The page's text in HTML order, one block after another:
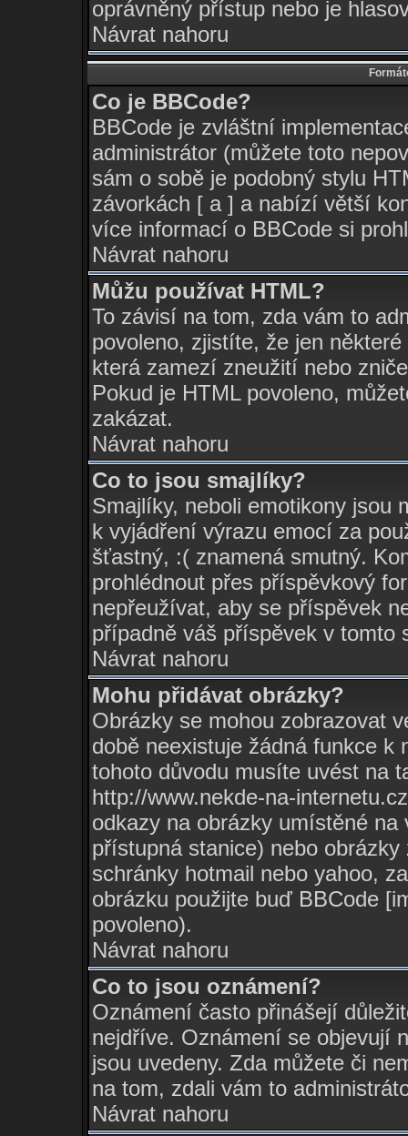
oprávněný přístup nebo je
Návrat nahoru
Co je BBCode?
BBCode je zvláštní
administrátor (můžete toto
sám o sobě je podobný stylu
závorkách [ a ] a nabízí větší
více informací o BBCode si
Návrat nahoru
Můžu používat HTML?
To závisí na tom, zda vám to
povoleno, zjistíte, že jen
která zamezí zneužití nebo
Pokud je HTML povoleno,
zakázat.
Návrat nahoru
Co to jsou smajlíky?
Smajlíky, neboli emotikony jsou
k vyjádření výrazu emocí za
šťastný, :( znamená smutný.
prohlédnout přes příspěvkový
nepřeužívat, aby se příspěvek
případně váš příspěvek v tomto
Návrat nahoru
Mohu přidávat obrázky?
Obrázky se mohou zobrazovat
době neexistuje žádná funkce
tohoto důvodu musíte uvést na
http://www.nekde-na-
odkazy na obrázky umístěné
přístupná stanice) nebo
schránky hotmail nebo yahoo,
obrázku použijte buď BBCode
povoleno).
Návrat nahoru
Co to jsou oznámení?
Oznámení často přinášejí
nejdříve. Oznámení se objevují
jsou uvedeny. Zda můžete či
na tom, zdali vám to
Návrat nahoru